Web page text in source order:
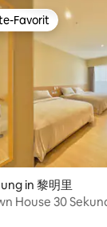
4,87 von
Favorit
Favorit
in 黎明里
House 30